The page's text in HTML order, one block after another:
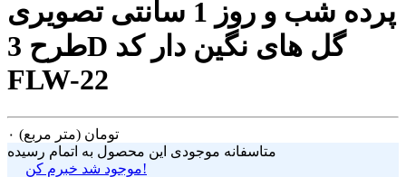
پرده شب و روز 1 سانتی تصویری
طرح 3D گل های نگین دار کد
FLW-22
۰ تومان (متر مربع)
متاسفانه موجودی این محصول به اتمام رسیده
موجود شد خبرم کن!